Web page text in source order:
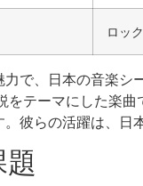
ロック
で、日本の音楽
をテーマにした楽
彼らの活躍は、日